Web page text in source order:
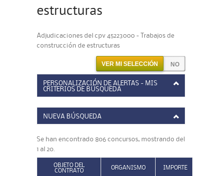
estructuras
Adjudicaciones del cpv 45223000 - Trabajos de
construcción de estructuras
VER MI SELECCIÓN
PERSONALIZACIÓN DE ALERTAS - MIS
CRITERIOS DE BÚSQUEDA
NUEVA BÚSQUEDA
Se han encontrado 806 concursos, mostrando del
1 al 20.
OBJETO DEL
CONTRATO
ORGANISMO IMPORTE